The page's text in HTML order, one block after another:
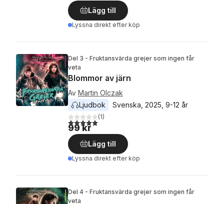
Lägg till
Lyssna direkt efter köp
Del 3 - Fruktansvärda grejer som ingen får
veta
Blommor av järn
Av Martin Olczak
Ljudbok
Svenska 2025 9-12 år
5,0utav 5 stjärnor. Totalt antal röster:
(1)
99 kr
Lägg till
Lyssna direkt efter köp
Del 4 - Fruktansvärda grejer som ingen får
veta